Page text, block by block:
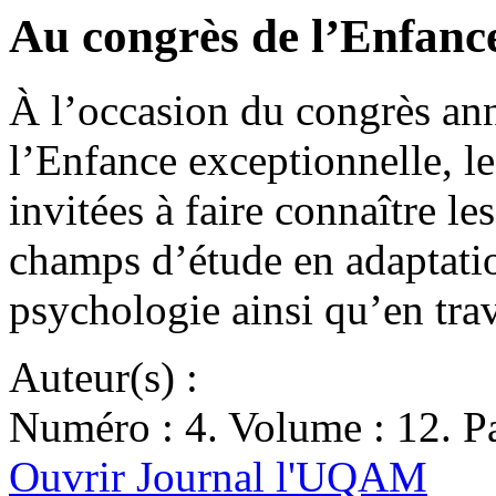
Au congrès de
À l’occasion du congrès
l’Enfance exceptionnelle,
invitées à faire connaître
champs d’étude en
psychologie ainsi qu’en
Auteur(s) :
Numéro : 4. Volume : 12.
Ouvrir Journal l'UQAM